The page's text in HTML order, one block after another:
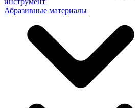
Абразивные материалы